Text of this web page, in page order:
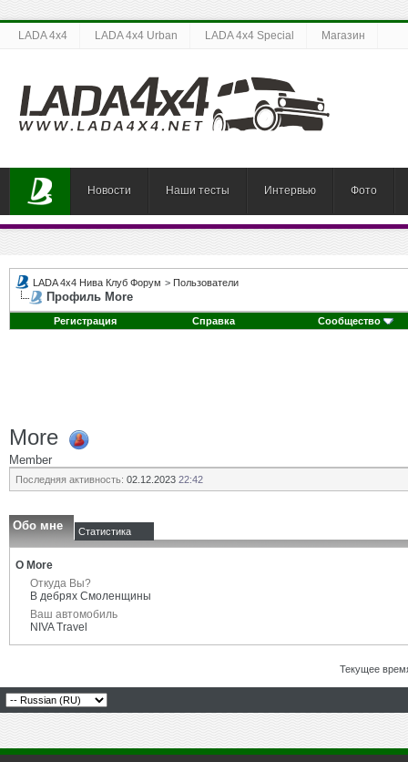
LADA 4x4 LADA 4x4 Urban LADA 4x4 Special Магазин
Новости Наши тесты Интервью Фото
LADA 4x4 Нива Клуб Форум > Пользователи
Профиль More
Регистрация Справка Сообщество
More
Member
Последняя активность: 02.12.2023 22:42
Обо мне Статистика
О More
Откуда Вы?
В дебрях Смоленщины
Ваш автомобиль
NIVA Travel
Текущее